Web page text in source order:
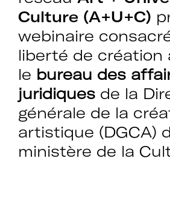
Culture (A+U+C)
webinaire
liberté de création
le bureau des
juridiques de la
générale de la
artistique (DGCA)
ministère de la